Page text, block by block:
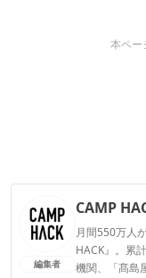
本ペー
編集者
CAMP
月間550万人
HACK』。累
機関、「髙島